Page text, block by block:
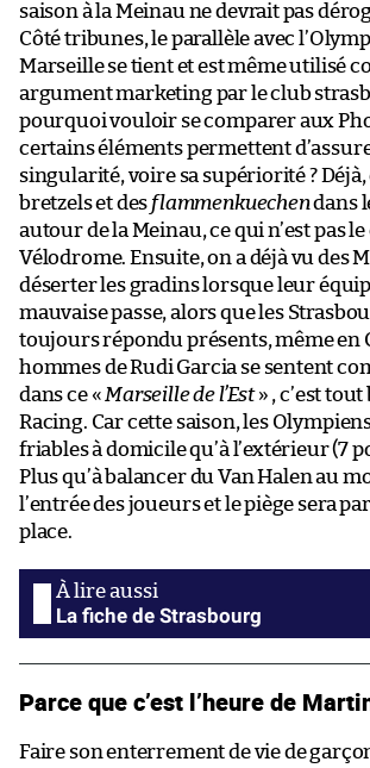
saison à la Meinau ne devrait pas
Côté tribunes, le parallèle avec
Marseille se tient et est même utilisé
argument marketing par le club
pourquoi vouloir se comparer aux
certains éléments permettent
singularité, voire sa supériorité ? Déjà,
bretzels et des flammenkuechendans
autour de la Meinau, ce qui n’est pas le
Vélodrome. Ensuite, on a déjà vu des
déserter les gradins lorsque leur
mauvaise passe, alors que les
toujours répondu présents, même en
hommes de Rudi Garcia se sentent
dans ce «Marseille de l’Est» , c’est
Racing. Car cette saison, les
friables à domicile qu’à l’extérieur (7
Plus qu’à balancer du Van Halen au
l’entrée des joueurs et le piège sera
place.
La fiche de Strasbourg
Parce que c’est l’heure de
Faire son enterrement de vie de